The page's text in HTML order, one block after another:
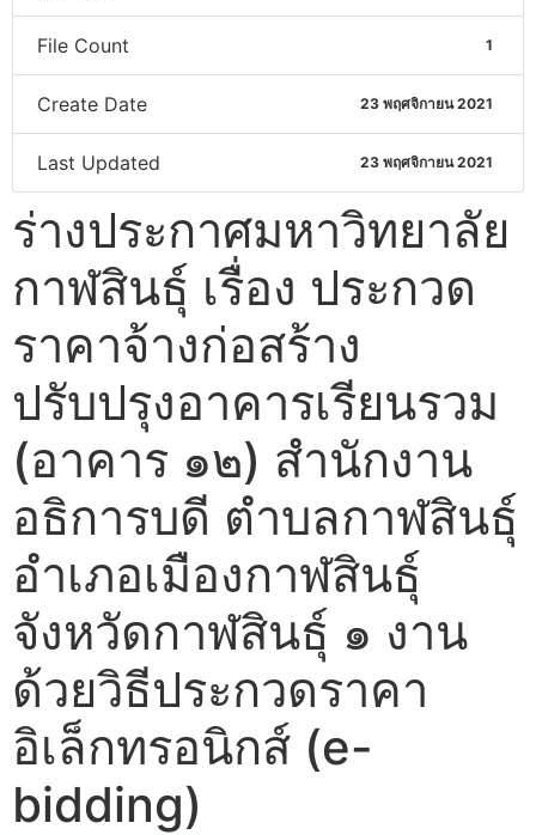
File Count 1
Create Date 23 พฤศจิกายน 2021
Last Updated 23 พฤศจิกายน 2021
ร่างประกาศมหาวิทยาลัย
กาฬสินธุ์ เรื่อง ประกวด
ราคาจ้างก่อสร้าง
ปรับปรุงอาคารเรียนรวม
(อาคาร ๑๒) สำนักงาน
อธิการบดี ตำบลกาฬสินธุ์
อำเภอเมืองกาฬสินธุ์
จังหวัดกาฬสินธุ์ ๑ งาน
ด้วยวิธีประกวดราคา
อิเล็กทรอนิกส์ (e-
bidding)